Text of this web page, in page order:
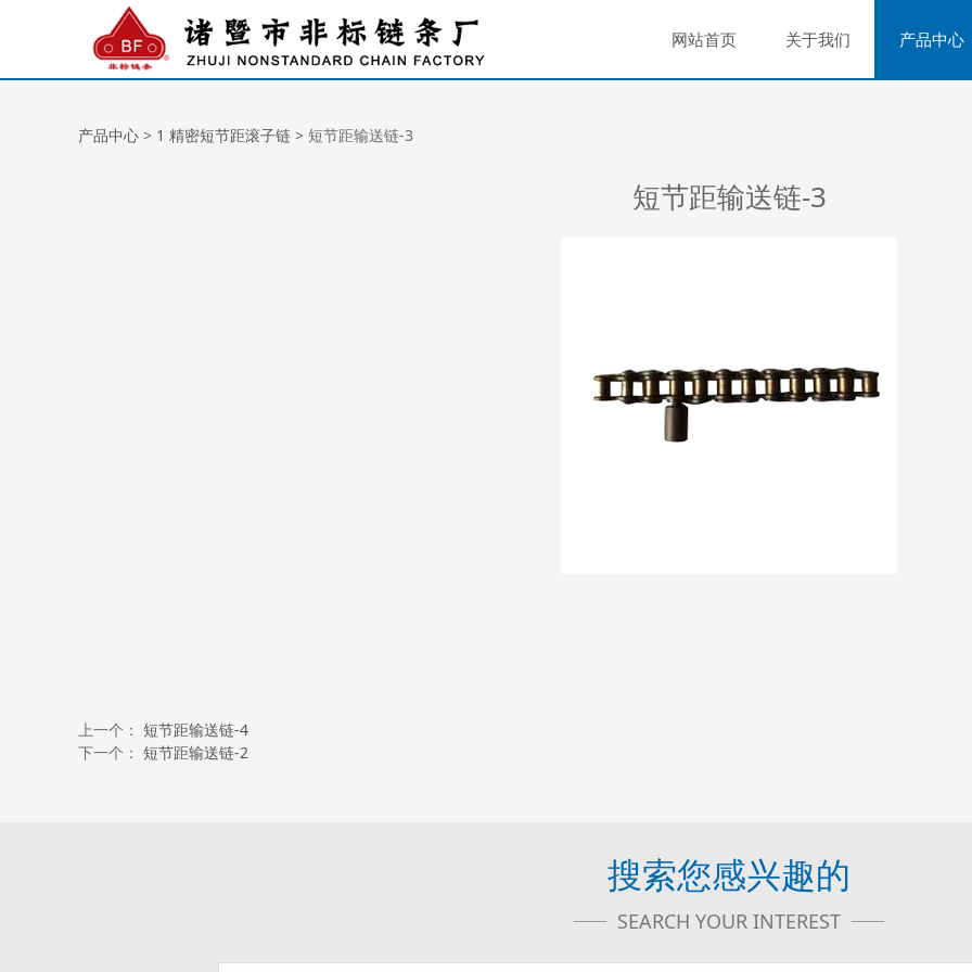
网站首页 关于我们 产品中心
短节距输送链-3
产品中心 > 1 精密短节距滚子链 > 短节距输送链-3
短节距输送链-3
上一个： 短节距输送链-4
下一个： 短节距输送链-2
搜索您感兴趣的
SEARCH YOUR INTEREST